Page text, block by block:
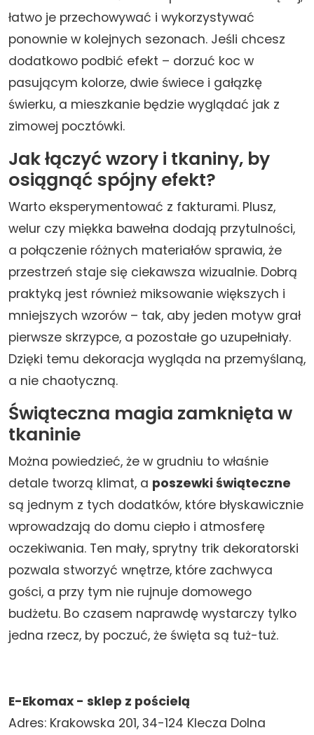
łatwo je przechowywać i wykorzystywać
ponownie w kolejnych sezonach. Jeśli chcesz
dodatkowo podbić efekt – dorzuć koc w
pasującym kolorze, dwie świece i gałązkę
świerku, a mieszkanie będzie wyglądać jak z
zimowej pocztówki.
Jak łączyć wzory i tkaniny, by
osiągnąć spójny efekt?
Warto eksperymentować z fakturami. Plusz,
welur czy miękka bawełna dodają przytulności,
a połączenie różnych materiałów sprawia, że
przestrzeń staje się ciekawsza wizualnie. Dobrą
praktyką jest również miksowanie większych i
mniejszych wzorów – tak, aby jeden motyw grał
pierwsze skrzypce, a pozostałe go uzupełniały.
Dzięki temu dekoracja wygląda na przemyślaną,
a nie chaotyczną.
Świąteczna magia zamknięta w
tkaninie
Można powiedzieć, że w grudniu to właśnie
detale tworzą klimat, a poszewki świąteczne
są jednym z tych dodatków, które błyskawicznie
wprowadzają do domu ciepło i atmosferę
oczekiwania. Ten mały, sprytny trik dekoratorski
pozwala stworzyć wnętrze, które zachwyca
gości, a przy tym nie rujnuje domowego
budżetu. Bo czasem naprawdę wystarczy tylko
jedna rzecz, by poczuć, że święta są tuż-tuż.
E-Ekomax - sklep z pościelą
Adres: Krakowska 201, 34-124 Klecza Dolna